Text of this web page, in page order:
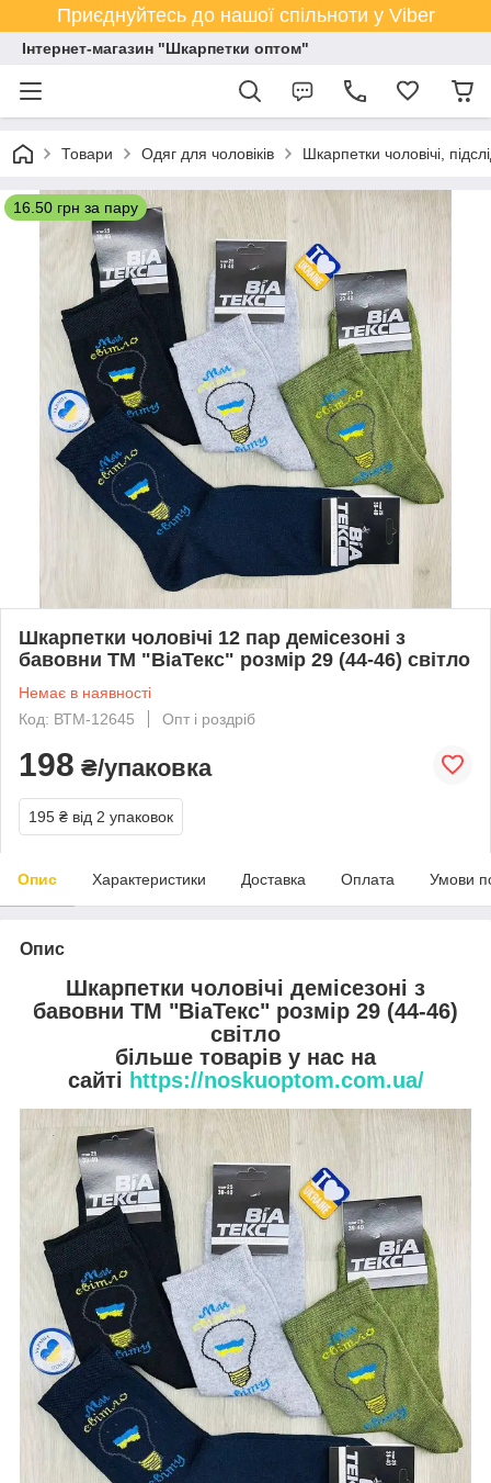
Приєднуйтесь до нашої спільноти у Viber
Інтернет-магазин "Шкарпетки оптом"
Товари Одяг для чоловіків Шкарпетки чоловічі,
16.50 грн за пару
Шкарпетки чоловічі 12 пар демісезоні з
бавовни ТМ "ВіаТекс" розмір 29 (44-46) світло
Немає в наявності
Код: ВТМ-12645
Опт і роздріб
198 ₴/упаковка
195 ₴ від 2 упаковок
Опис Характеристики Доставка Оплата Умови
Опис
Шкарпетки чоловічі демісезоні з
бавовни ТМ "ВіаТекс" розмір 29 (44-46)
світло
більше товарів у нас на
сайті https://noskuoptom.com.ua/